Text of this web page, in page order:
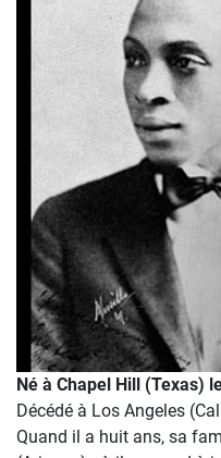
Né à Chapel Hill (Texas)
Décédé à Los Angeles
Quand il a huit ans, sa